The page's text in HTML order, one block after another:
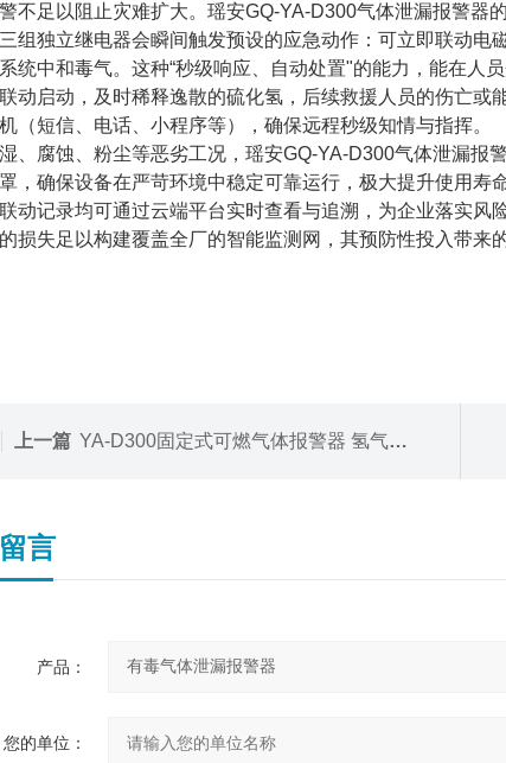
不足以阻止灾难扩大。瑶安GQ-YA-D300气体泄漏报警器
组独立继电器会瞬间触发预设的应急动作：可立即联动
统中和毒气。这种“秒级响应、自动处置"的能力，能在人
动启动，及时稀释逸散的硫化氢，后续救援人员的伤亡或
（短信、电话、小程序等），确保远程秒级知情与指挥。
、腐蚀、粉尘等恶劣工况，瑶安GQ-YA-D300气体泄漏报
，确保设备在严苛环境中稳定可靠运行，极大提升使用寿
动记录均可通过云端平台实时查看与追溯，为企业落实风
损失足以构建覆盖全厂的智能监测网，其预防性投入带来
上一篇 YA-D300固定式可燃气体报警器 氢气燃气
言
产品：
您的单位：